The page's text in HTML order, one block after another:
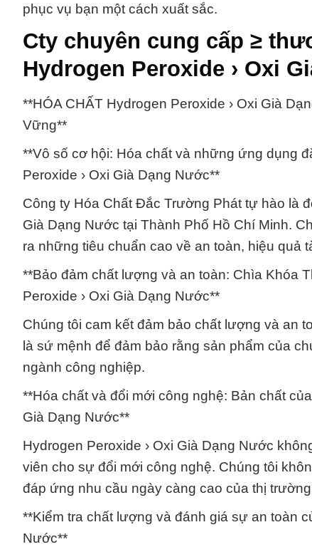
phục vụ bạn một cách xuất sắc.
Cty chuyên cung cấp ≥
Hydrogen Peroxide › Oxi
**HÓA CHẤT Hydrogen Peroxide › Oxi Già
Vững**
**Vô số cơ hội: Hóa chất và những ứng dụng
Peroxide › Oxi Già Dạng Nước**
Công ty Hóa Chất Đắc Trường Phát tự hào là
Già Dạng Nước tại Thành Phố Hồ Chí Minh.
ra những tiêu chuẩn cao về an toàn, hiệu quả
**Bảo đảm chất lượng và an toàn: Chìa Khóa
Peroxide › Oxi Già Dạng Nước**
Chúng tôi cam kết đảm bảo chất lượng và an
là sứ mệnh để đảm bảo rằng sản phẩm của
ngành công nghiệp.
**Hóa chất và đổi mới công nghệ: Bản chất
Già Dạng Nước**
Hydrogen Peroxide › Oxi Già Dạng Nước
viên cho sự đổi mới công nghệ. Chúng tôi
đáp ứng nhu cầu ngày càng cao của thị
**Kiểm tra chất lượng và đánh giá sự an toàn
Nước**